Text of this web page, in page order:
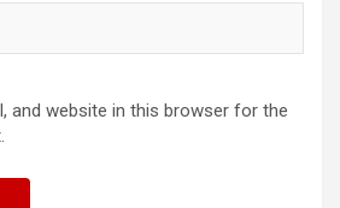
and website in this browser for the